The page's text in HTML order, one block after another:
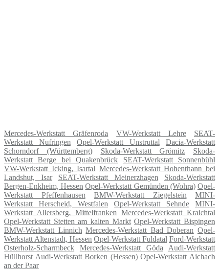
Mercedes-Werkstatt Gräfenroda VW-Werkstatt Lehre
SEAT-
Werkstatt Nufringen
Opel-Werkstatt Unstruttal
Dacia-Werkstatt
Schorndorf (Württemberg)
Skoda-Werkstatt Grömitz
Skoda-
Werkstatt Berge bei Quakenbrück
SEAT-Werkstatt Sonnenbühl
VW-Werkstatt Icking, Isartal Mercedes-Werkstatt Hohenthann bei
Landshut, Isar
SEAT-Werkstatt Meinerzhagen
Skoda-Werkstatt
Bergen-Enkheim, Hessen Opel-Werkstatt Gemünden (Wohra) Opel-
Werkstatt Pfeffenhausen
BMW-Werkstatt Ziegelstein
MINI-
Werkstatt Herscheid, Westfalen
Opel-Werkstatt Sehnde
MINI-
Werkstatt Allersberg, Mittelfranken Mercedes-Werkstatt Kraichtal
Opel-Werkstatt Stetten am kalten Markt Opel-Werkstatt Bispingen
BMW-Werkstatt Linnich Mercedes-Werkstatt Bad Doberan Opel-
Werkstatt Altenstadt, Hessen Opel-Werkstatt Fuldatal Ford-Werkstatt
Osterholz-Scharmbeck
Mercedes-Werkstatt Göda
Audi-Werkstatt
Hüllhorst Audi-Werkstatt Borken (Hessen) Opel-Werkstatt Aichach
an der Paar